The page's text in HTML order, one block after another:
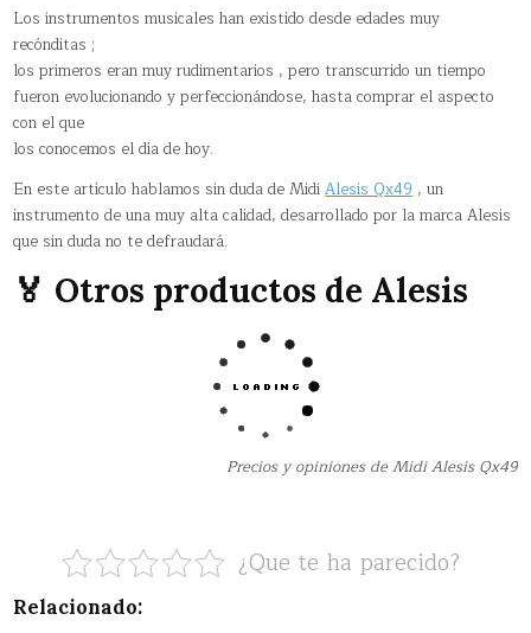
Los instrumentos musicales han existido desde edades muy
recónditas ;
los primeros eran muy rudimentarios , pero transcurrido un tiempo
fueron evolucionando y perfeccionándose, hasta comprar el aspecto
con el que
los conocemos el día de hoy.
En este artículo hablamos sin duda de MidiAlesis Qx49, un
instrumento de una muy alta calidad, desarrollado por la marca Alesis
que sin duda no te defraudará.
🏅 Otros productos de Alesis
Precios y opiniones de Midi Alesis Qx49
¿Que te ha parecido?
Relacionado: